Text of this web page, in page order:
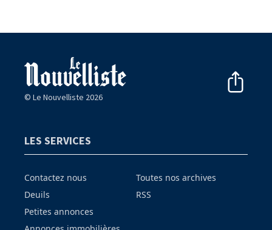
© Le Nouvelliste 2026
LES SERVICES
Contactez nous
Deuils
Petites annonces
Toutes nos archives
RSS